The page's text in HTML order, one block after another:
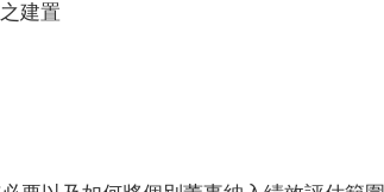
建置